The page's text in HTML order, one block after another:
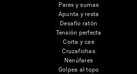
Pares y sumas
Apunta y resta
Desafío ratón
Tensión perfecta
Corta y cae
Cruzafichas
Nenúfares
Golpea al topo